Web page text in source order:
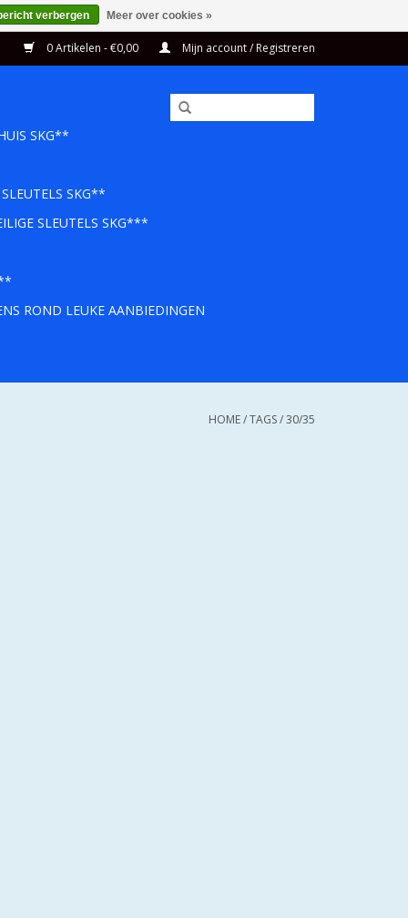
0 Artikelen - €0,00 Mijn account / Registreren
SKG**
SKG**
SLEUTELS SKG***
ROND LEUKE AANBIEDINGEN
HOME/TAGS/30/35
verbergen Meer over cookies »